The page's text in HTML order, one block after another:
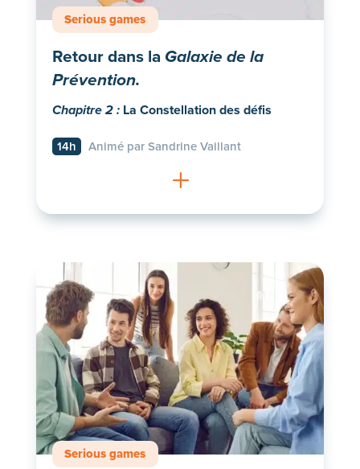
Serious games
Retour dans la Galaxie de la
Prévention.
Chapitre 2 :La Constellation des défis
14h Animé par Sandrine Vaillant
L
Serious games